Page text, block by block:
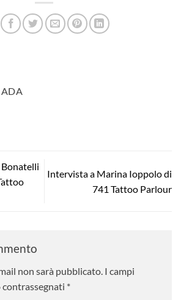
Intervista a Marina Ioppolo di
741 Tattoo Parlour
non sarà pubblicato. I campi
*